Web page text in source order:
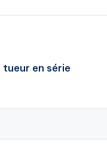
en série